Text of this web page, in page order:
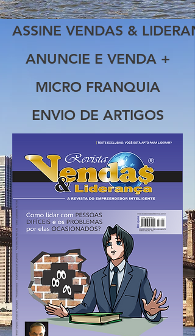
ASSINE VENDAS &
ANUNCIE E VENDA +
MICRO FRANQUIA
ENVIO DE ARTIGOS